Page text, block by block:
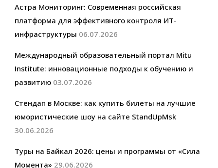
Астра Мониторинг: Современная российская
платформа для эффективного контроля ИТ-
инфраструктуры 06.07.2026
Международный образовательный портал Mitu
Institute: инновационные подходы к обучению и
развитию 03.07.2026
Стендап в Москве: как купить билеты на лучшие
юмористические шоу на сайте StandUpMsk
30.06.2026
Туры на Байкал 2026: цены и программы от «Сила
Момента» 29.06.2026